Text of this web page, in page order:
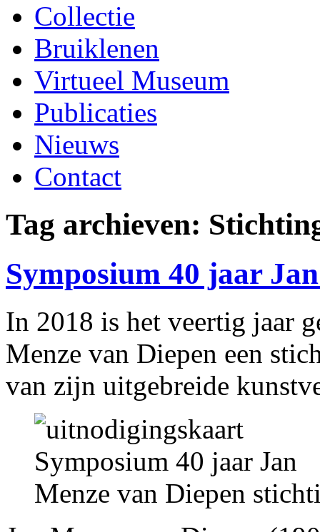
Collectie
Bruiklenen
Virtueel Museum
Publicaties
Nieuws
Contact
Tag archieven:
Symposium 40 jaar
In 2018 is het veertig jaar
Menze van Diepen een
van zijn uitgebreide